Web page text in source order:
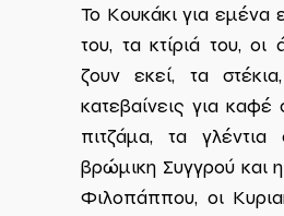
Το Κουκάκι για εμένα
του, τα κτίριά του,
ζουν εκεί, τα
κατεβαίνεις για
πιτζάμα, τα γλέντια
βρώμικη Συγγρού και
Φιλοπάππου, οι